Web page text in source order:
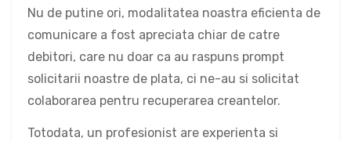
Nu de putine ori, modalitatea noastra eficienta de
comunicare a fost apreciata chiar de catre
debitori, care nu doar ca au raspuns prompt
solicitarii noastre de plata, ci ne-au si solicitat
colaborarea pentru recuperarea creantelor.
Totodata, un profesionist are experienta si